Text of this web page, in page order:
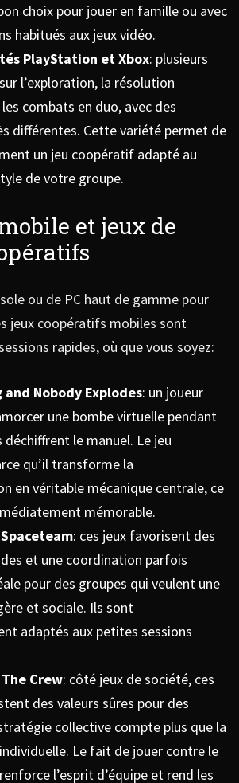
choix pour jouer en famille ou avec
habitués aux jeux vidéo.
PlayStation et Xbox: plusieurs
l’exploration, la résolution
combats en duo, avec des
différentes. Cette variété permet de
un jeu coopératif adapté au
de votre groupe.
et jeux de
ou de PC haut de gamme pour
jeux coopératifs mobiles sont
rapides, où que vous soyez:
and Nobody Explodes: un joueur
une bombe virtuelle pendant
déchiffrent le manuel. Le jeu
qu’il transforme la
en véritable mécanique centrale, ce
mémorable.
Spaceteam: ces jeux favorisent des
et une coordination parfois
pour des groupes qui veulent une
et sociale. Ils sont
adaptés aux petites sessions
The Crew: côté jeux de société, ces
des valeurs sûres pour des
collective compte plus que la
Le fait de jouer contre le
l’esprit d’équipe et rend les